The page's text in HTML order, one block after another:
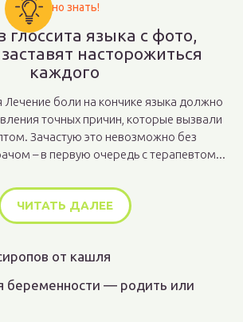
Важно знать!
глоссита языка с фото,
насторожиться
каждого
Лечение боли на кончике языка должно
точных причин, которые вызвали
Зачастую это невозможно без
– в первую очередь с терапевтом...
ЧИТАТЬ ДАЛЕЕ
от кашля
беременности — родить или